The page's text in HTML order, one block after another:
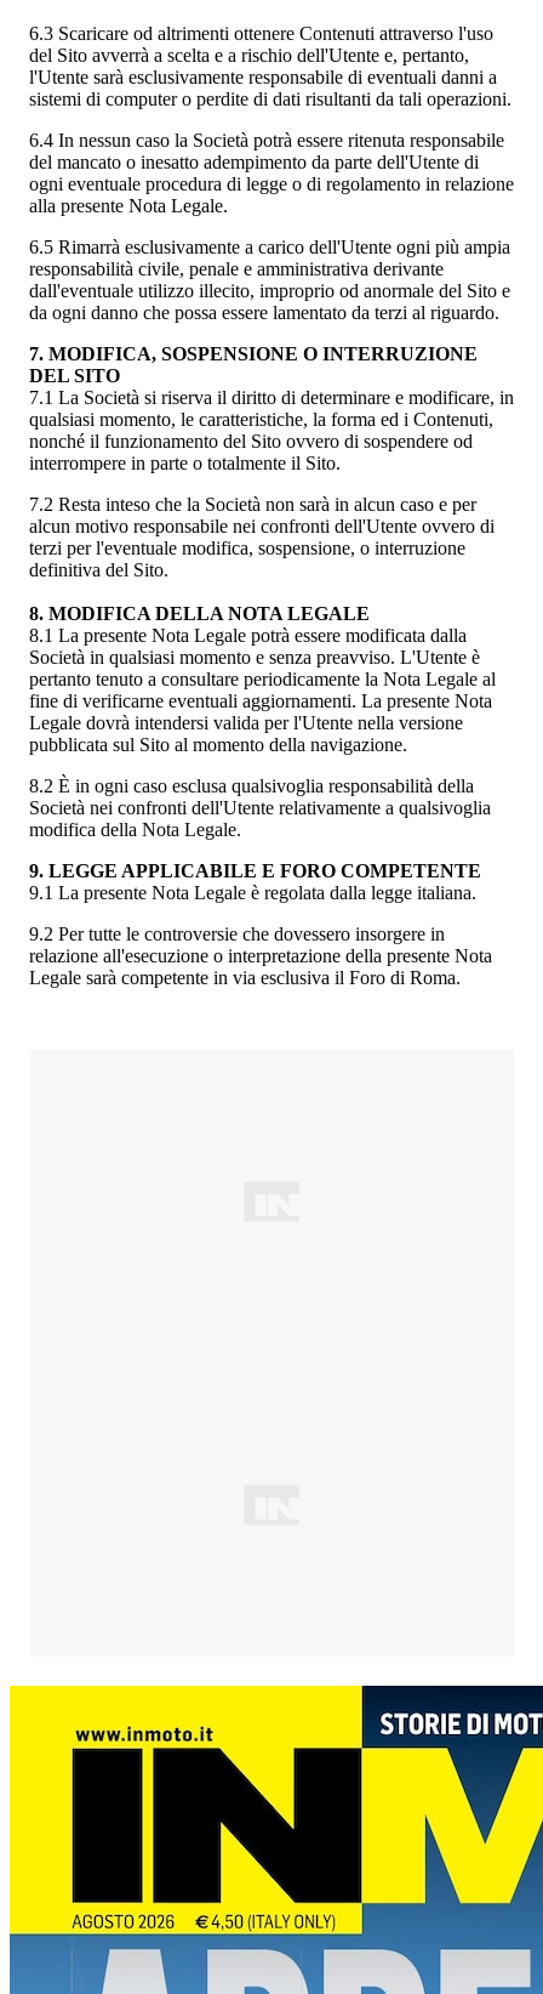
6.3 Scaricare od altrimenti ottenere Contenuti attraverso l'uso
del Sito avverrà a scelta e a rischio dell'Utente e, pertanto,
l'Utente sarà esclusivamente responsabile di eventuali danni a
sistemi di computer o perdite di dati risultanti da tali operazioni.
6.4 In nessun caso la Società potrà essere ritenuta responsabile
del mancato o inesatto adempimento da parte dell'Utente di
ogni eventuale procedura di legge o di regolamento in relazione
alla presente Nota Legale.
6.5 Rimarrà esclusivamente a carico dell'Utente ogni più ampia
responsabilità civile, penale e amministrativa derivante
dall'eventuale utilizzo illecito, improprio od anormale del Sito e
da ogni danno che possa essere lamentato da terzi al riguardo.
7. MODIFICA, SOSPENSIONE O INTERRUZIONE
DEL SITO
7.1 La Società si riserva il diritto di determinare e modificare, in
qualsiasi momento, le caratteristiche, la forma ed i Contenuti,
nonché il funzionamento del Sito ovvero di sospendere od
interrompere in parte o totalmente il Sito.
7.2 Resta inteso che la Società non sarà in alcun caso e per
alcun motivo responsabile nei confronti dell'Utente ovvero di
terzi per l'eventuale modifica, sospensione, o interruzione
definitiva del Sito.
8. MODIFICA DELLA NOTA LEGALE
8.1 La presente Nota Legale potrà essere modificata dalla
Società in qualsiasi momento e senza preavviso. L'Utente è
pertanto tenuto a consultare periodicamente la Nota Legale al
fine di verificarne eventuali aggiornamenti. La presente Nota
Legale dovrà intendersi valida per l'Utente nella versione
pubblicata sul Sito al momento della navigazione.
8.2 È in ogni caso esclusa qualsivoglia responsabilità della
Società nei confronti dell'Utente relativamente a qualsivoglia
modifica della Nota Legale.
9. LEGGE APPLICABILE E FORO COMPETENTE
9.1 La presente Nota Legale è regolata dalla legge italiana.
9.2 Per tutte le controversie che dovessero insorgere in
relazione all'esecuzione o interpretazione della presente Nota
Legale sarà competente in via esclusiva il Foro di Roma.